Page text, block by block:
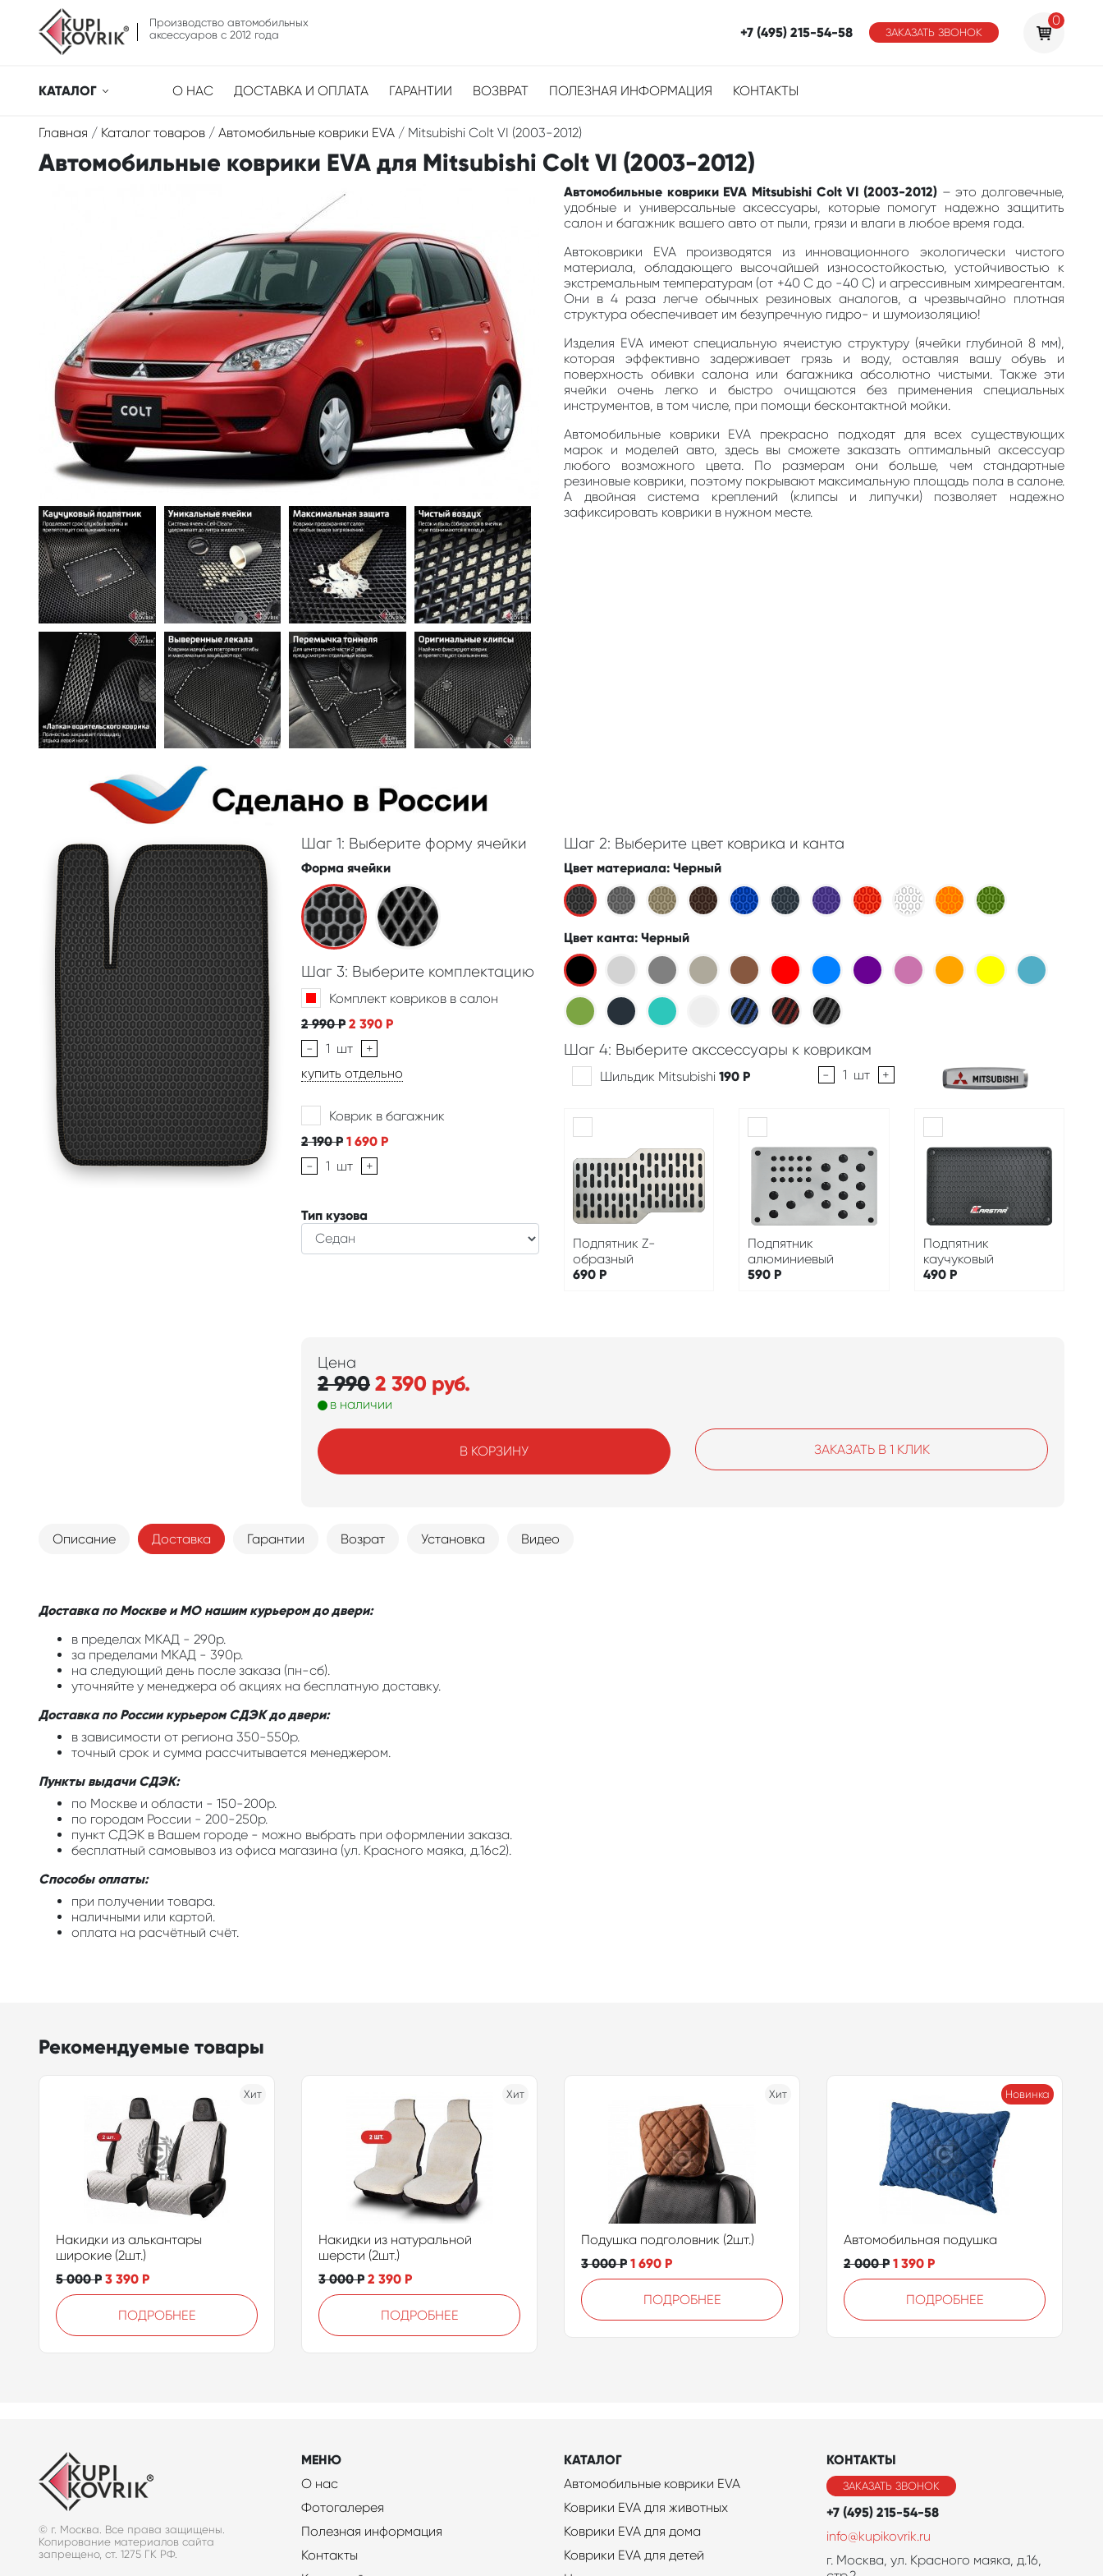
Производство автомобильных
аксессуаров с 2012 года
+7 (495) 215-54-58 ЗАКАЗАТЬ ЗВОНОК
0
КАТАЛОГ О НАС ДОСТАВКА И ОПЛАТА ГАРАНТИИ ВОЗВРАТ ПОЛЕЗНАЯ ИНФОРМАЦИЯ КОНТАКТЫ
Главная / Каталог товаров / Автомобильные коврики EVA / Mitsubishi Colt VI (2003-2012)
Автомобильные коврики EVA для Mitsubishi Colt VI (2003-2012)
Автомобильные коврики EVA Mitsubishi Colt VI (2003-2012) – это долговечные,
удобные и универсальные аксессуары, которые помогут надежно защитить
салон и багажник вашего авто от пыли, грязи и влаги в любое время года.
Автоковрики EVA производятся из инновационного экологически чистого
материала, обладающего высочайшей износостойкостью, устойчивостью к
экстремальным температурам (от +40 С до -40 С) и агрессивным химреагентам.
Они в 4 раза легче обычных резиновых аналогов, а чрезвычайно плотная
структура обеспечивает им безупречную гидро- и шумоизоляцию!
Изделия EVA имеют специальную ячеистую структуру (ячейки глубиной 8 мм),
которая эффективно задерживает грязь и воду, оставляя вашу обувь и
поверхность обивки салона или багажника абсолютно чистыми. Также эти
ячейки очень легко и быстро очищаются без применения специальных
инструментов, в том числе, при помощи бесконтактной мойки.
Автомобильные коврики EVA прекрасно подходят для всех существующих
марок и моделей авто, здесь вы сможете заказать оптимальный аксессуар
любого возможного цвета. По размерам они больше, чем стандартные
резиновые коврики, поэтому покрывают максимальную площадь пола в салоне.
А двойная система креплений (клипсы и липучки) позволяет надежно
зафиксировать коврики в нужном месте.
Шаг 1: Выберите форму ячейки
Форма ячейки
Шаг 3: Выберите комплектацию
Комплект ковриков в салон
2 990Р 2 390 Р
-
1 шт
+
купить отдельно
Коврик в багажник
2 190Р 1 690 Р
-
1 шт +
Тип кузова
Шаг 2: Выберите цвет коврика и канта
Цвет материала: Черный
Цвет канта: Черный
Шаг 4: Выберите акссессуары к коврикам
Шильдик Mitsubishi 190 Р - 1 шт +
Подпятник Z-
образный
690 Р
Подпятник
алюминиевый
590 Р
Подпятник
каучуковый
490 Р
Цена
2 9902 390 руб.
в наличии
В КОРЗИНУ ЗАКАЗАТЬ В 1 КЛИК
Описание Доставка Гарантии Возрат Установка Видео
Доставка по Москве и МО нашим курьером до двери:
в пределах МКАД - 290р.
за пределами МКАД - 390р.
на следующий день после заказа (пн-сб).
уточняйте у менеджера об акциях на бесплатную доставку.
Доставка по России курьером СДЭК до двери:
в зависимости от региона 350-550р.
точный срок и сумма рассчитывается менеджером.
Пункты выдачи СДЭК:
по Москве и области - 150-200р.
по городам России - 200-250р.
пункт СДЭК в Вашем городе - можно выбрать при оформлении заказа.
бесплатный самовывоз из офиса магазина (ул. Красного маяка, д.16с2).
Способы оплаты:
при получении товара.
наличными или картой.
оплата на расчётный счёт.
Рекомендуемые товары
Хит
Накидки из алькантары
широкие (2шт.)
5 000Р 3 390 Р
ПОДРОБНЕЕ
Хит
Накидки из натуральной
шерсти (2шт.)
3 000Р 2 390 Р
ПОДРОБНЕЕ
Хит
Подушка подголовник (2шт.)
3 000Р 1 690 Р
ПОДРОБНЕЕ
Новинка
Автомобильная подушка
2 000Р 1 390 Р
ПОДРОБНЕЕ
© г. Москва. Все права защищены.
Копирование материалов сайта
запрещено, ст. 1275 ГК РФ.
МЕНЮ
О нас
Фотогалерея
Полезная информация
Контакты
КАТАЛОГ
Автомобильные коврики EVA
Коврики EVA для животных
Коврики EVA для дома
Коврики EVA для детей
КОНТАКТЫ
ЗАКАЗАТЬ ЗВОНОК
+7 (495) 215-54-58
info@kupikovrik.ru
г. Москва, ул. Красного маяка, д.16,